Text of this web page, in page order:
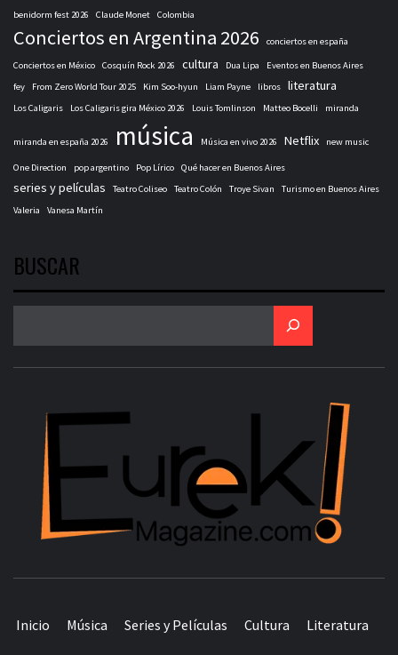
benidorm fest 2026 Claude Monet Colombia
Conciertos en Argentina 2026 conciertos en españa
Conciertos en México Cosquín Rock 2026 cultura Dua Lipa
Eventos en Buenos Aires
fey
From Zero World Tour 2025 Kim Soo-hyun Liam Payne libros literatura
Los Caligaris Los Caligaris gira México 2026 Louis Tomlinson Matteo Bocelli miranda
miranda en españa 2026 música Música en vivo 2026 Netflix new music
One Direction pop argentino Pop Lírico Qué hacer en Buenos Aires
series y películas Teatro Coliseo Teatro Colón Troye Sivan
Turismo en Buenos Aires
Valeria
Vanesa Martín
BUSCAR
Inicio Música Series y Películas Cultura Literatura